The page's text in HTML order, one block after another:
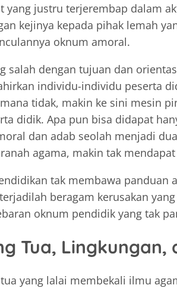
yang justru terjerembap dalam
kejinya kepada pihak lemah
oknum amoral.
salah dengan tujuan dan
individu-individu peserta
tidak, makin ke sini mesin
didik. Apa pun bisa didapat
dan adab seolah menjadi
agama, makin tak
tak membawa panduan
beragam kerusakan
oknum pendidik yang tak
Tua, Lingkungan,
yang lalai membekali ilmu